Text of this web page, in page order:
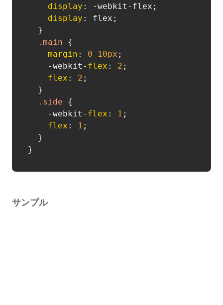
display : -webkit-flex;
display : flex;
  }
.main {
margin : 0 10px ;
    -webkit-
flex : 2 ;
flex : 2 ;
  }
.side {
    -webkit-
flex : 1 ;
flex : 1 ;
  }
サンプル